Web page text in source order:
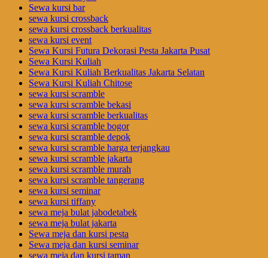
Sewa kursi bar
sewa kursi crossback
sewa kursi crossback berkualitas
sewa kursi event
Sewa Kursi Futura Dekorasi Pesta Jakarta Pusat
Sewa Kursi Kuliah
Sewa Kursi Kuliah Berkualitas Jakarta Selatan
Sewa Kursi Kuliah Chitose
sewa kursi scramble
sewa kursi scramble bekasi
sewa kursi scramble berkualitas
sewa kursi scramble bogor
sewa kursi scramble depok
sewa kursi scramble harga terjangkau
sewa kursi scramble jakarta
sewa kursi scramble murah
sewa kursi scramble tangerang
sewa kursi seminar
sewa kursi tiffany
sewa meja bulat jabodetabek
sewa meja bulat jakarta
Sewa meja dan kursi pesta
Sewa meja dan kursi seminar
sewa meja dan kursi taman